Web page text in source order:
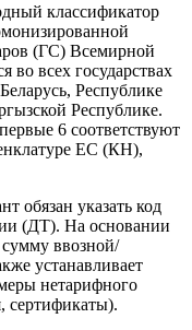
классификатор
(ГС) Всемирной
во всех государствах
Республике
Республике.
6 соответствуют
ЕС (КН),
обязан указать код
(ДТ). На основании
ввозной/
устанавливает
нетарифного
сертификаты).